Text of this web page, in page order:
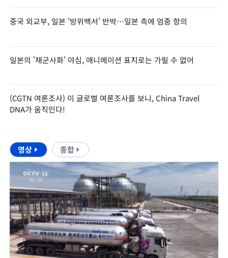
중국 외교부, 일본 '방위백서' 반박…일본 측에 엄중 항의
일본의 '재군사화' 야심, 애니메이션 표지로는 가릴 수 없어
(CGTN 여론조사) 이 글로벌 여론조사를 보니, China Travel
DNA가 움직인다!
영상 종합